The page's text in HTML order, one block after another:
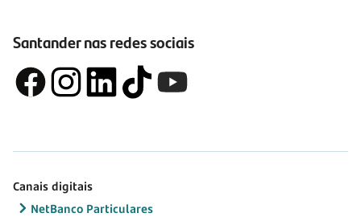
Santander nas redes sociais
Canais digitais
NetBanco Particulares